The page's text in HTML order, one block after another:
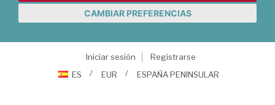
CAMBIAR PREFERENCIAS
Iniciar sesión
Registrarse
ES
EUR ESPAÑA PENINSULAR